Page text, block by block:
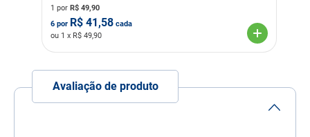
Composição 92% Poliester 8% Elastano
Raça Mini
1 por R$ 49,90
6 por R$ 41,58 cada
ou 1 x R$ 49,90
Avaliação de produto